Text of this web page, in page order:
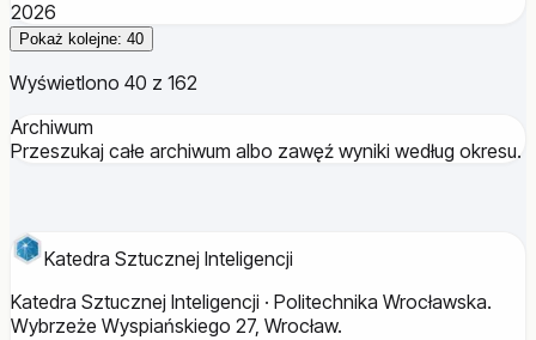
2026
Pokaż kolejne: 40
Wyświetlono 40 z 162
Archiwum
Przeszukaj całe archiwum albo zawęź wyniki według okresu.
Katedra Sztucznej Inteligencji
Katedra Sztucznej Inteligencji · Politechnika Wrocławska.
Wybrzeże Wyspiańskiego 27, Wrocław.